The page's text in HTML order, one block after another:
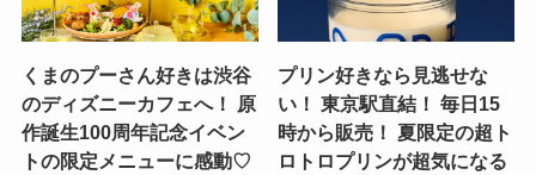
くまのプーさん好きは渋谷
のディズニーカフェへ！ 原
作誕生100周年記念イベン
トの限定メニューに感動♡
プリン好きなら見逃せな
い！ 東京駅直結！ 毎日15
時から販売！ 夏限定の超ト
ロトロプリンが超気になる